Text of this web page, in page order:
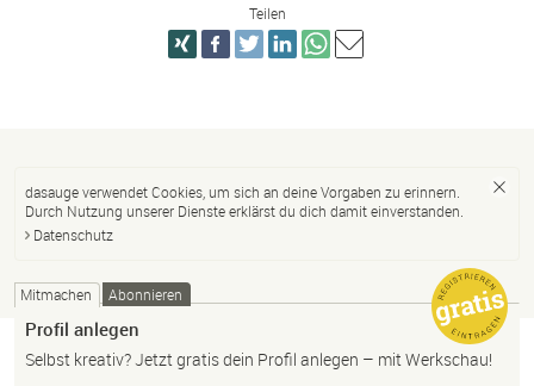
Teilen
dasauge verwendet Cookies, um sich an deine Vorgaben zu erinnern.
Durch Nutzung unserer Dienste erklärst du dich damit einverstanden.
Datenschutz
Mitmachen Abonnieren
Profil anlegen
Selbst kreativ? Jetzt gratis dein Profil anlegen – mit Werkschau!